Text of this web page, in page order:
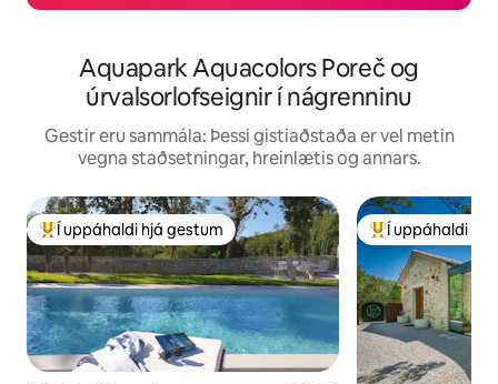
Aquapark Aquacolors Poreč og
úrvalsorlofseignir í nágrenninu
Gestir eru sammála: Þessi gistiaðstaða er vel metin
vegna staðsetningar, hreinlætis og annars.
Í mestu uppáhaldi hjá gestum
Í uppáhaldi hjá gestum Í mestu
Í uppáhaldi